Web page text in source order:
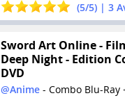
(5/5) | 3
Sword Art Online -
Deep Night - Edition
DVD
@Anime- Combo Blu-Ray